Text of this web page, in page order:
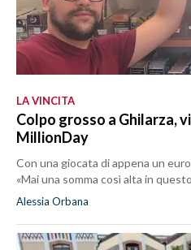
LA VINCITA
Colpo grosso a Ghilarza,
MillionDay
Con una giocata di appena un
«Mai una somma così alta in
Alessia Orbana